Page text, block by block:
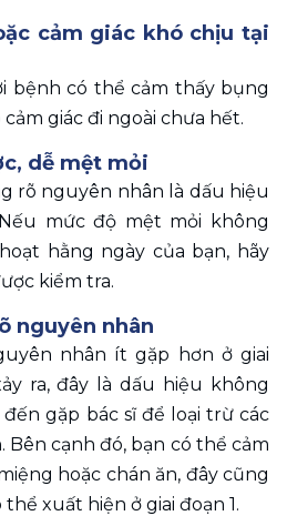
cảm giác khó chịu tại
bệnh có thể cảm thấy bụng
giác đi ngoài chưa hết.
dễ mệt mỏi
rõ nguyên nhân là dấu hiệu
mức độ mệt mỏi không
hằng ngày của bạn, hãy
kiểm tra.
nguyên nhân
nhân ít gặp hơn ở giai
ra, đây là dấu hiệu không
gặp bác sĩ để loại trừ các
cạnh đó, bạn có thể cảm
hoặc chán ăn, đây cũng
xuất hiện ở giai đoạn 1.